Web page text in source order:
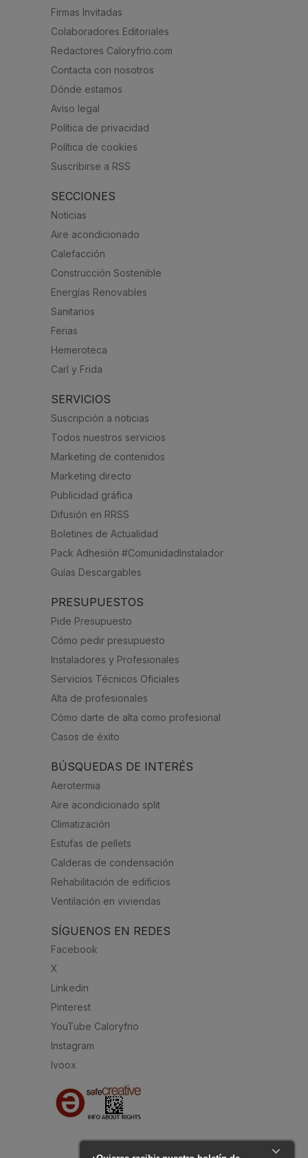
Firmas Invitadas
Colaboradores Editoriales
Redactores Caloryfrio.com
Contacta con nosotros
Dónde estamos
Aviso legal
Política de privacidad
Política de cookies
Suscribirse a RSS
SECCIONES
Noticias
Aire acondicionado
Calefacción
Construcción Sostenible
Energías Renovables
Sanitarios
Ferias
Hemeroteca
Carl y Frida
SERVICIOS
Suscripción a noticias
Todos nuestros servicios
Marketing de contenidos
Marketing directo
Publicidad gráfica
Difusión en RRSS
Boletines de Actualidad
Pack Adhesión #ComunidadInstalador
Guías Descargables
PRESUPUESTOS
Pide Presupuesto
Cómo pedir presupuesto
Instaladores y Profesionales
Servicios Técnicos Oficiales
Alta de profesionales
Cómo darte de alta como profesional
Casos de éxito
BÚSQUEDAS DE INTERÉS
Aerotermia
Aire acondicionado split
Climatización
Estufas de pellets
Calderas de condensación
Rehabilitación de edificios
Ventilación en viviendas
SÍGUENOS EN REDES
Facebook
X
Linkedin
Pinterest
YouTube Caloryfrio
Instagram
Ivoox